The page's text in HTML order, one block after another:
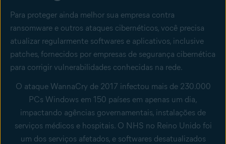
Para proteger ainda melhor sua empresa contra
ransomware e outros ataques cibernéticos, você precisa
atualizar regularmente softwares e aplicativos, inclusive
patches, fornecidos por empresas de segurança cibernética
para corrigir vulnerabilidades conhecidas na rede.
O ataque WannaCry de 2017 infectou mais de 230.000
PCs Windows em 150 países em apenas um dia,
impactando agências governamentais, instalações de
serviços médicos e hospitais. O NHS no Reino Unido foi
um dos serviços afetados, e softwares desatualizados